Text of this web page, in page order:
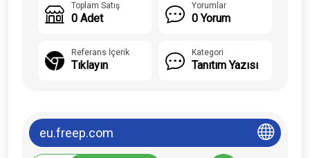
Toplam Satış
0 Adet
Yorumlar
0 Yorum
Referans İçerik
Tıklayın
Kategori
Tanıtım Yazısı
eu.freep.com